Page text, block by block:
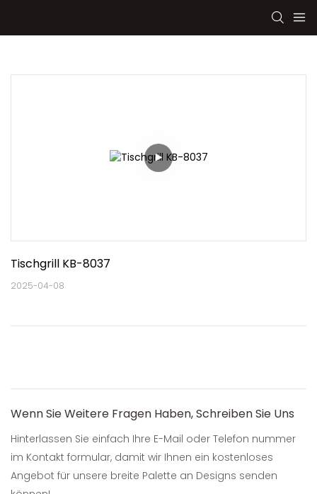
Tischgrill KB-8037
2025-04-08
Wenn Sie Weitere Fragen Haben, Schreiben Sie Uns
Hinterlassen Sie einfach Ihre E-Mail oder Telefon nummer
im Kontakt formular, damit wir Ihnen ein kostenloses
Angebot für unsere breite Palette an Designs senden